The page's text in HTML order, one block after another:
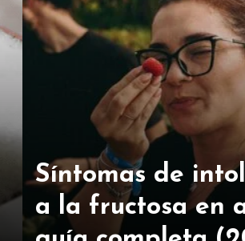
Síntomas de
a la fructosa en